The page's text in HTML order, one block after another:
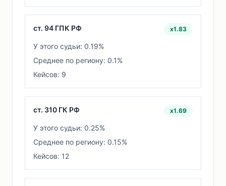
ст. 94 ГПК РФ x1.83
У этого судьи: 0.19%
Среднее по региону: 0.1%
Кейсов: 9
ст. 310 ГК РФ x1.69
У этого судьи: 0.25%
Среднее по региону: 0.15%
Кейсов: 12